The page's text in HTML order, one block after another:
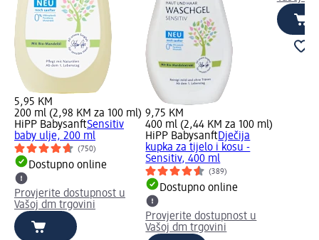
5,95 KM
200 ml (2,98 KM za 100 ml)
HiPP BabysanftSensitiv
baby ulje, 200 ml
(750)
Dostupno online
Provjerite dostupnost u
Vašoj dm trgovini
9,75 KM
400 ml (2,44 KM za 100 ml)
HiPP BabysanftDječija
kupka za tijelo i kosu -
Sensitiv, 400 ml
(389)
Dostupno online
Provjerite dostupnost u
Vašoj dm trgovini